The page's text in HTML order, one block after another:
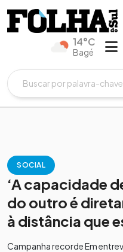
14°C
Bagé
SOCIAL
‘A capacidade
do outro é
à distância que
Campanha recorde Em